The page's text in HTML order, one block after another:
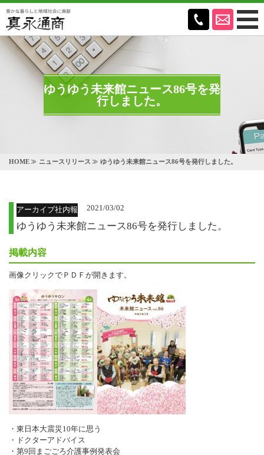
ゆうゆう未来館ニュース86号を発
行しました。
HOME ニュースリリース ゆうゆう未来館ニュース86号を発行しました。
アーカイブ社内報 2021/03/02
ゆうゆう未来館ニュース86号を発行しました。
掲載内容
画像クリックでＰＤＦが開きます。
・東日本大震災10年に思う
・ドクターアドバイス
・第9回まごごろ介護事例発表会